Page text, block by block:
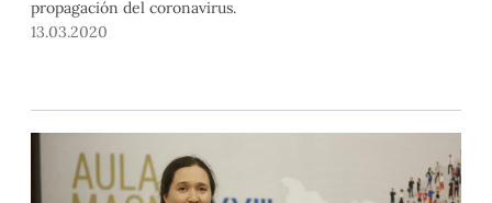
propagación del coronavirus.
13.03.2020